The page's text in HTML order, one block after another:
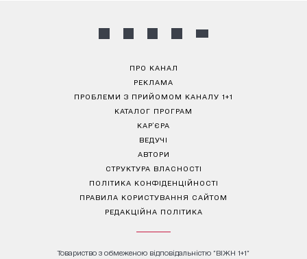
ПРО КАНАЛ
РЕКЛАМА
ПРОБЛЕМИ З ПРИЙОМОМ КАНАЛУ 1+1
КАТАЛОГ ПРОГРАМ
КАР’ЄРА
ВЕДУЧІ
АВТОРИ
СТРУКТУРА ВЛАСНОСТІ
ПОЛІТИКА КОНФІДЕНЦІЙНОСТІ
ПРАВИЛА КОРИСТУВАННЯ САЙТОМ
РЕДАКЦІЙНА ПОЛІТИКА
Товариство з обмеженою відповідальністю "ВІЖН 1+1"